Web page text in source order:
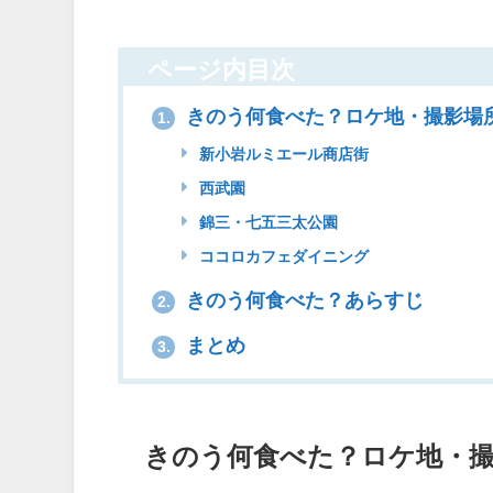
ページ内目次
1. きのう何食べた？ロケ地・撮影場
新小岩ルミエール商店街
西武園
錦三・七五三太公園
ココロカフェダイニング
2. きのう何食べた？あらすじ
3. まとめ
きのう何食べた？ロケ地・